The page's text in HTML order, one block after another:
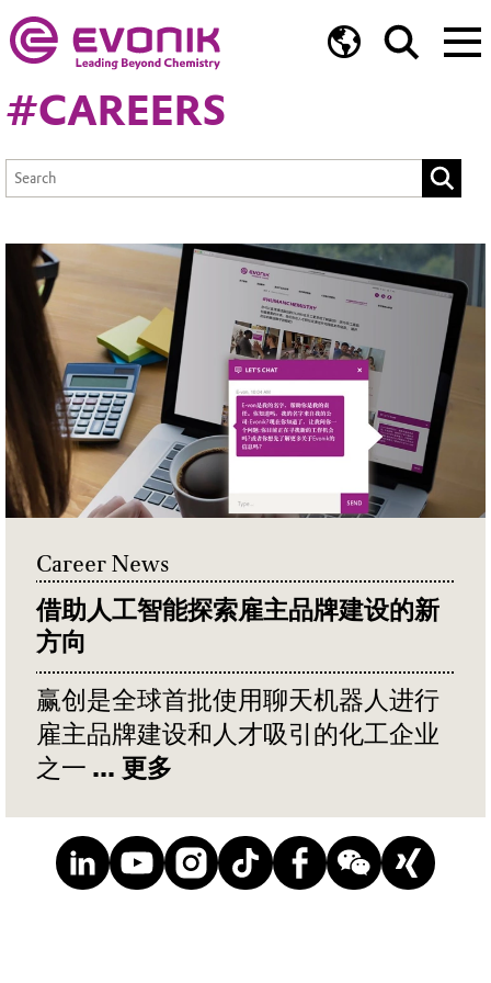
#CAREERS
Career News
借助人工智能探索雇主品牌建设的新
方向
赢创是全球首批使用聊天机器人进行
雇主品牌建设和人才吸引的化工企业
之一 ... 更多